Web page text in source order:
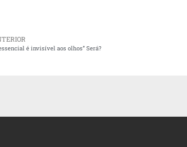
é invisível aos olhos” Será?